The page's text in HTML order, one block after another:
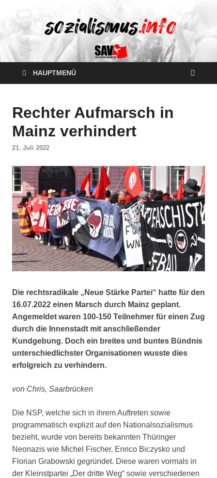
HAUPTMENÜ
Rechter Aufmarsch in
Mainz verhindert
21. Juli 2022
Die rechtsradikale „Neue Stärke Partei“ hatte für den
16.07.2022 einen Marsch durch Mainz geplant.
Angemeldet waren 100-150 Teilnehmer für einen Zug
durch die Innenstadt mit anschließender
Kundgebung. Doch ein breites und buntes Bündnis
unterschiedlichster Organisationen wusste dies
erfolgreich zu verhindern.
von Chris, Saarbrücken
Die NSP, welche sich in ihrem Auftreten sowie
programmatisch explizit auf den Nationalsozialismus
bezieht, wurde von bereits bekannten Thüringer
Neonazis wie Michel Fischer, Enrico Biczysko und
Florian Grabowski gegründet. Diese waren vormals in
der Kleinstpartei „Der dritte Weg“ sowie verschiedenen